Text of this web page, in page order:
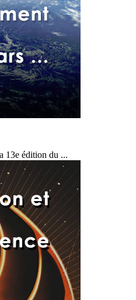
13e édition du ...